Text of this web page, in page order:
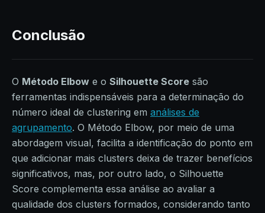
Conclusão
O Método Elbow e o Silhouette Score são
ferramentas indispensáveis para a determinação do
número ideal de clustering em análises de
agrupamento. O Método Elbow, por meio de uma
abordagem visual, facilita a identificação do ponto em
que adicionar mais clusters deixa de trazer benefícios
significativos, mas, por outro lado, o Silhouette
Score complementa essa análise ao avaliar a
qualidade dos clusters formados, considerando tanto